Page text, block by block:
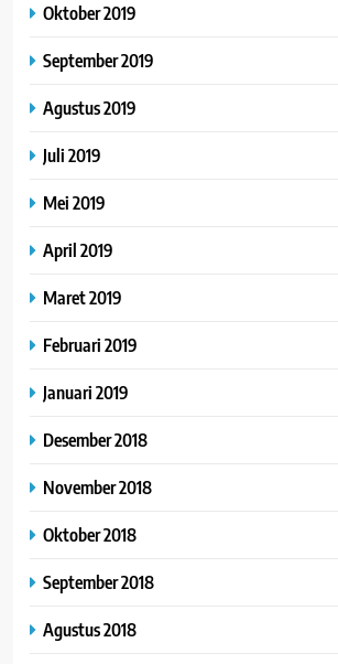
Oktober 2019
September 2019
Agustus 2019
Juli 2019
Mei 2019
April 2019
Maret 2019
Februari 2019
Januari 2019
Desember 2018
November 2018
Oktober 2018
September 2018
Agustus 2018